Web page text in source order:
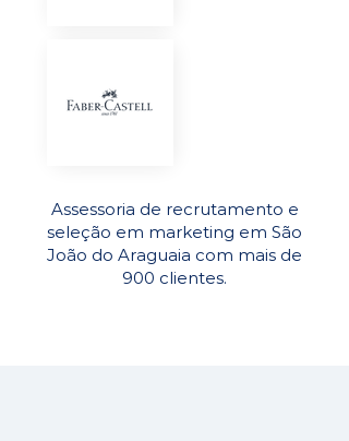
Assessoria de recrutamento e
seleção em marketing em São
João do Araguaia com mais de
900 clientes.